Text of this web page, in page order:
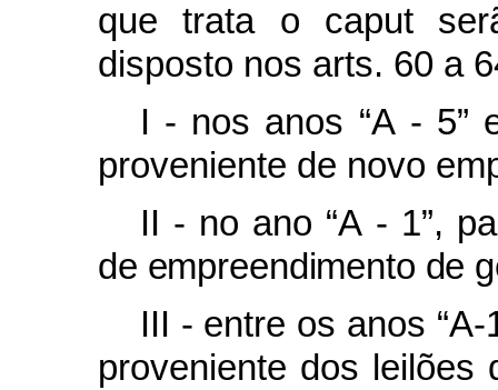
que trata o caput
disposto nos arts. 60 a
I - nos anos “A - 5”
proveniente de novo
II - no ano “A - 1”,
de empreendimento de
III - entre os anos “A-
proveniente dos leilões